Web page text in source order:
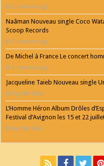
2 semaines ago
Naâman Nouveau single Coco
Scoop Records
3 semaines ago
De Michel à France Le concert
3 semaines ago
Jacqueline Taieb Nouveau single
8 juillet 2026
L’Homme Héron Album Drôles
Festival d’Avignon les 15 et 22
6 juillet 2026